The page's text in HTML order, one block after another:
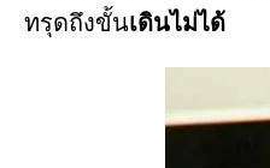
ทรุดถึงขั้นเดินไม่ได้